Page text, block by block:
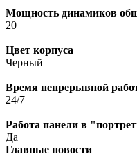
Мощность динамиков
20
Цвет корпуса
Черный
Время непрерывной
24/7
Работа панели в
Да
Главные новости